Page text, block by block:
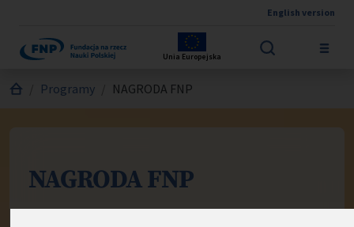
English version
Unia Europejska
Jesteś tutaj:
Programy NAGRODA FNP
NAGRODA FNP
Nagrody Fundacji na rzecz Nauki